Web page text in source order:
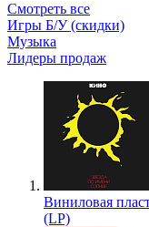
Смотреть все
Игры Б/У (скидки)
Музыка
Лидеры продаж
Виниловая
(LP)